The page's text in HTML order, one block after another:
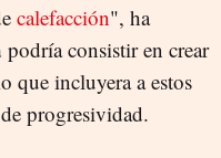
calefacción", ha
podría consistir en crear
que incluyera a estos
progresividad.